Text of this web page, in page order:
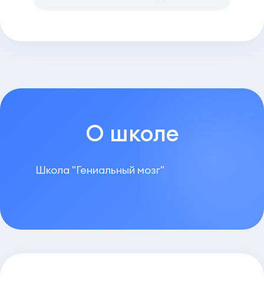
О школе
Школа "Гениальный мозг"